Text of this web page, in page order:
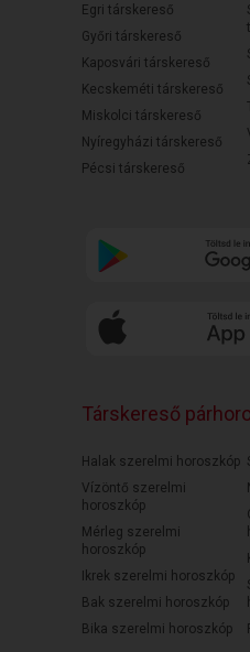
Egri társkereső
Győri társkereső
Kaposvári társkereső
Kecskeméti társkereső
Miskolci társkereső
Nyíregyházi társkereső
Pécsi társkereső
Társkereső
Halak szerelmi horoszkóp
Vízöntő szerelmi
horoszkóp
Mérleg szerelmi
horoszkóp
Ikrek szerelmi horoszkóp
Bak szerelmi horoszkóp
Bika szerelmi horoszkóp